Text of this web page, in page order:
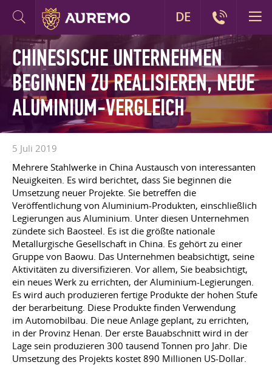
CHINESISCHE UNTERNEHMEN
BEGINNEN ZU REALISIEREN, NEUE
ALUMINIUM-VERGLEICH
5 Juli 2019
Mehrere Stahlwerke in China Austausch von interessanten
Neuigkeiten. Es wird berichtet, dass Sie beginnen die
Umsetzung neuer Projekte. Sie betreffen die
Veröffentlichung von Aluminium-Produkten, einschließlich
Legierungen aus Aluminium. Unter diesen Unternehmen
zündete sich Baosteel. Es ist die größte nationale
Metallurgische Gesellschaft in China. Es gehört zu einer
Gruppe von Baowu. Das Unternehmen beabsichtigt, seine
Aktivitäten zu diversifizieren. Vor allem, Sie beabsichtigt,
ein neues Werk zu errichten, der Aluminium-Legierungen.
Es wird auch produzieren fertige Produkte der hohen Stufe
der berarbeitung. Diese Produkte finden Verwendung
im Automobilbau. Die neue Anlage geplant, zu errichten,
in der Provinz Henan. Der erste Bauabschnitt wird in der
Lage sein produzieren 300 tausend Tonnen pro Jahr. Die
Umsetzung des Projekts kostet 890 Millionen US-Dollar.
DE